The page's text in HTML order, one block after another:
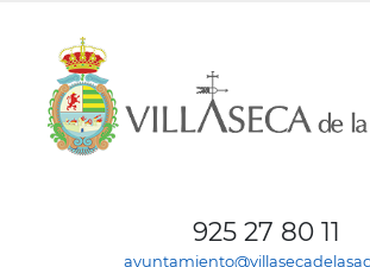
925 27 80 11